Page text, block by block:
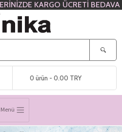
KARGO ÜCRETİ BEDAVA
0 ürün - 0.00 TRY
Menü